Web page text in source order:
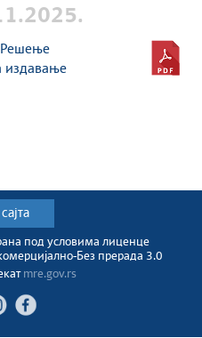
Решење
издавање
под условима лиценце
Без прерада 3.0
mre.gov.rs